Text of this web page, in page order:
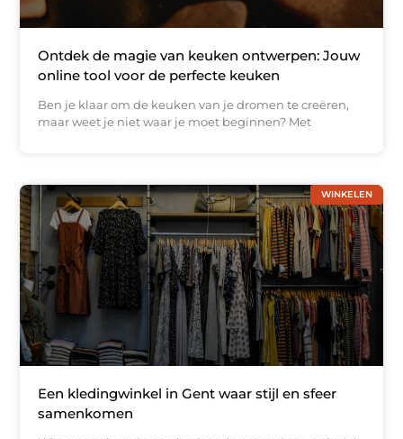
Ontdek de magie van keuken ontwerpen: Jouw
online tool voor de perfecte keuken
Ben je klaar om de keuken van je dromen te creëren,
maar weet je niet waar je moet beginnen? Met
WINKELEN
Een kledingwinkel in Gent waar stijl en sfeer
samenkomen